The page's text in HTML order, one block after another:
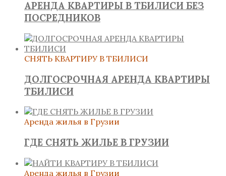
АРЕНДА КВАРТИРЫ В ТБИЛИСИ БЕЗ
ПОСРЕДНИКОВ
СНЯТЬ КВАРТИРУ В ТБИЛИСИ
ДОЛГОСРОЧНАЯ АРЕНДА КВАРТИРЫ
ТБИЛИСИ
Аренда жилья в Грузии
ГДЕ СНЯТЬ ЖИЛЬЕ В ГРУЗИИ
Аренда жилья в Грузии